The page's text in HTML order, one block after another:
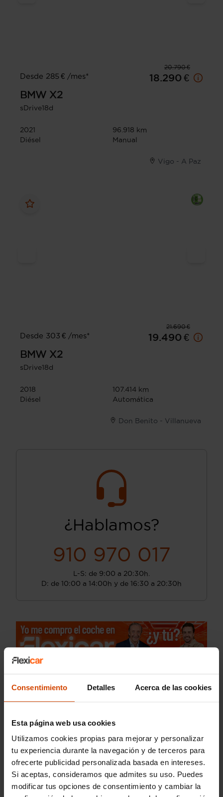
Consentimiento Detalles Acerca de las cookies
Esta página web usa cookies
Utilizamos cookies propias para mejorar y personalizar
tu experiencia durante la navegación y de terceros para
ofrecerte publicidad personalizada basada en intereses.
Si aceptas, consideramos que admites su uso. Puedes
modificar tus opciones de consentimiento y cambiar la
20.790 €
Desde 285 € /mes*
18.290 €
BMW X2
sDrive18d
2021
96.918 km
Diésel
Manual
Vigo - A Paz
21.690 €
Desde 303 € /mes*
19.490 €
BMW X2
sDrive18d
2018
107.414 km
Diésel
Automática
Don Benito - Villanueva
¿Hablamos?
910 970 017
L-S: de 9:00 a 20:30h.
D: de 10:00 a 14:00h y de 16:30 a 20:30h